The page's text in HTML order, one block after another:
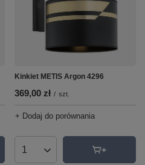
Kinkiet METIS Argon 4296
369,00 zł / szt.
+ Dodaj do porównania
Ilość produktów